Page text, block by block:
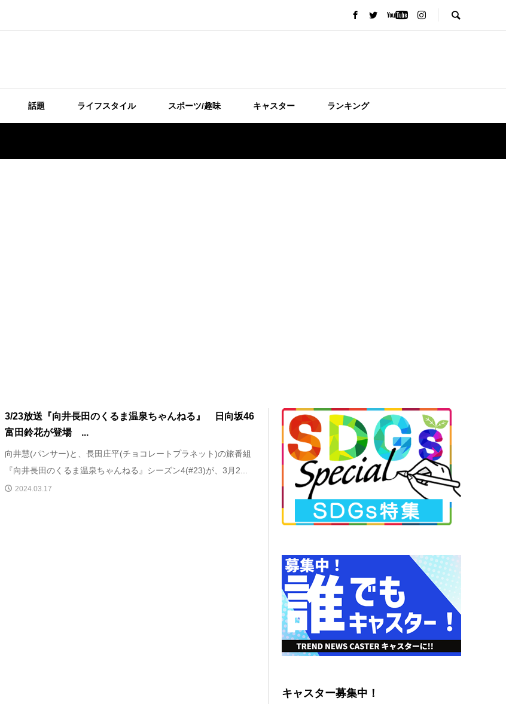
話題 ライフスタイル スポーツ/趣味 キャスター ランキング
3/23放送『向井長田のくるま温泉ちゃんねる』 日向坂46
富田鈴花が登場 ...
向井慧(パンサー)と、長田庄平(チョコレートプラネット)の旅番組
『向井長田のくるま温泉ちゃんねる』シーズン4(#23)が、3月2...
2024.03.17
キャスター募集中！